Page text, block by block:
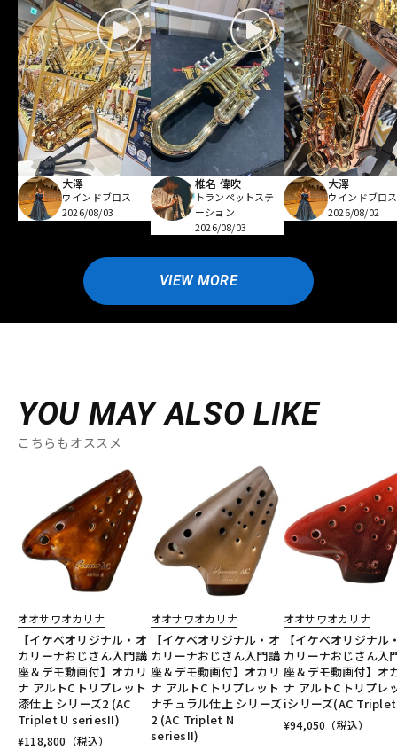
大澤
ウインドブロス
2026/08/03
椎名 偉吹
トランペットステ
ーション
2026/08/03
大澤
ウインドブロス
2026/08/02
VIEW MORE
YOU MAY ALSO LIKE
こちらもオススメ
オオサワオカリナ
【イケベオリジナル・オ
カリーナおじさん入門講
座＆デモ動画付】オカリ
ナ アルトCトリプレット
漆仕上 シリーズ2 (AC
Triplet U seriesII)
¥118,800 （税込）
オオサワオカリナ
【イケベオリジナル・オ
カリーナおじさん入門講
座＆デモ動画付】オカリ
ナ アルトCトリプレット
ナチュラル仕上 シリーズ
2 (AC Triplet N
seriesII)
オオサワオカリナ
【イケベオリジナル
カリーナおじさん入
座＆デモ動画付】オ
ナ アルトCトリプレ
iシリーズ(AC
¥94,050 （税込）